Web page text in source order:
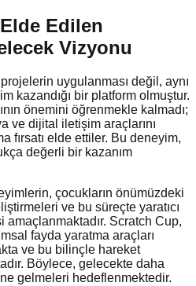
Edilen
Vizyonu
uygulanması değil, aynı
kazandığı bir platform olmuştur.
önemini öğrenmekle kalmadı;
ve dijital iletişim araçlarını
fırsatı elde ettiler. Bu deneyim,
değerli bir kazanım
çocukların önümüzdeki
ve bu süreçte yaratıcı
Scratch Cup,
fayda yaratma araçları
ve bu bilinçle hareket
Böylece, gelecekte daha
gelmeleri hedeflenmektedir.